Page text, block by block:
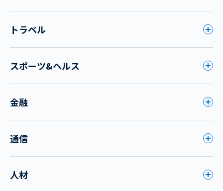
トラベル
スポーツ&ヘルス
金融
通信
人材